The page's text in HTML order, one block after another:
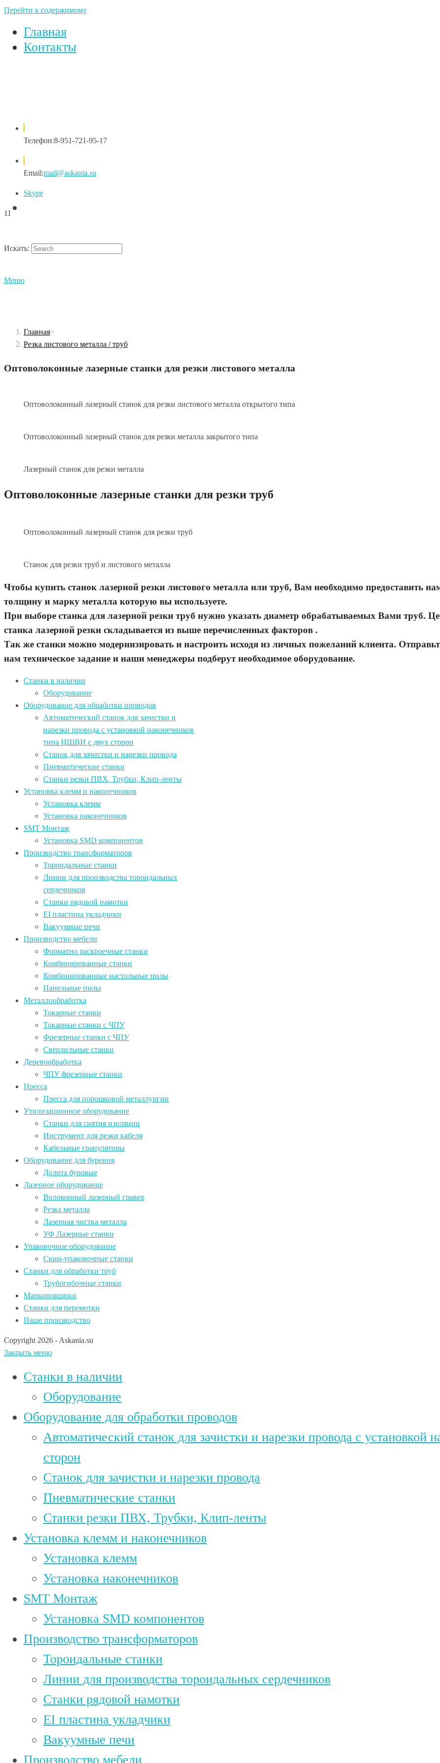
Перейти к содержимому
Главная
Контакты
Телефон:8-951-721-95-17
Email:mail@askania.su
Skype
11
Искать:
Меню
Главная>
Резка листового металла / труб
Оптоволоконные лазерные станки для резки листового металла
Оптоволоконный лазерный станок для резки листового металла открытого типа
Оптоволоконный лазерный станок для резки металла закрытого типа
Лазерный станок для резки металла
Оптоволоконные лазерные станки для резки труб
Оптоволоконный лазерный станок для резки труб
Станок для резки труб и листового металла
Чтобы купить станок лазерной резки листового металла или труб, Вам необходимо предоставить
толщину и марку металла которую вы используете.
При выборе станка для лазерной резки труб нужно указать диаметр обрабатываемых Вами труб.
станка лазерной резки складывается из выше перечисленных факторов .
Так же станки можно модернизировать и настроить исходя из личных пожеланий клиента.
нам техническое задание и наши менеджеры подберут необходимое оборудование.
Станки в наличии
Оборудование
Оборудование для обработки проводов
Автоматический станок для зачистки и
нарезки провода c установкой наконечников
типа НШВИ с двух сторон
Станок для зачистки и нарезки провода
Пневматические станки
Станки резки ПВХ, Трубки, Клип-ленты
Установка клемм и наконечников
Установка клемм
Установка наконечников
SMT Монтаж
Установка SMD компонентов
Производство трансформаторов
Тороидальные станки
Линии для производства тороидальных
сердечников
Станки рядовой намотки
EI пластина укладчики
Вакуумные печи
Производство мебели
Форматно раскроечные станки
Комбинированные станки
Комбинированные настольные пилы
Панельные пилы
Металлообработка
Токарные станки
Токарные станки с ЧПУ
Фрезерные станки с ЧПУ
Сверлильные станки
Деревообработка
ЧПУ фрезерные станки
Пресса
Пресса для порошковой металлургии
Утилизационное оборудование
Станки для снятия изоляции
Инструмент для резки кабеля
Кабельные грануляторы
Оборудование для бурения
Долота буровые
Лазерное оборудование
Волоконный лазерный гравер
Резка металла
Лазерная чистка металла
УФ Лазерные станки
Упаковочное оборудование
Скин-упаковочные станки
Станки для обработки труб
Трубогибочные станки
Маркировщики
Станки для перемотки
Наше производство
Copyright 2026 - Askania.su
Закрыть меню
Станки в наличии
Оборудование
Оборудование для обработки проводов
Автоматический станок для зачистки и нарезки провода c
сторон
Станок для зачистки и нарезки провода
Пневматические станки
Станки резки ПВХ, Трубки, Клип-ленты
Установка клемм и наконечников
Установка клемм
Установка наконечников
SMT Монтаж
Установка SMD компонентов
Производство трансформаторов
Тороидальные станки
Линии для производства тороидальных сердечников
Станки рядовой намотки
EI пластина укладчики
Вакуумные печи
Производство мебели